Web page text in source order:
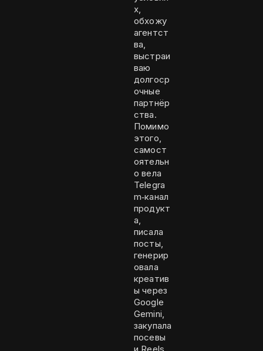
х,
обхожу
агентст
ва,
выстраи
ваю
долгоср
очные
партнёр
ства.
Помимо
этого,
самост
оятельн
о вела
Telegra
m‑канал
продукт
а,
писала
посты,
генерир
овала
креатив
ы через
Google
Gemini,
закупала
посевы